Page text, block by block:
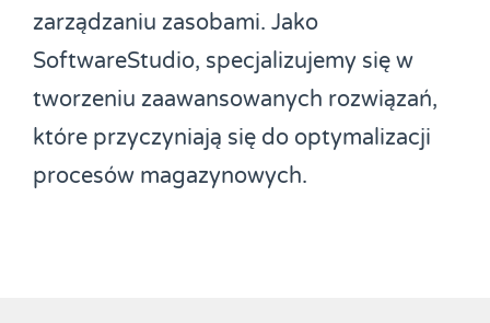
zarządzaniu zasobami. Jako
SoftwareStudio, specjalizujemy się w
tworzeniu zaawansowanych rozwiązań,
które przyczyniają się do optymalizacji
procesów magazynowych.